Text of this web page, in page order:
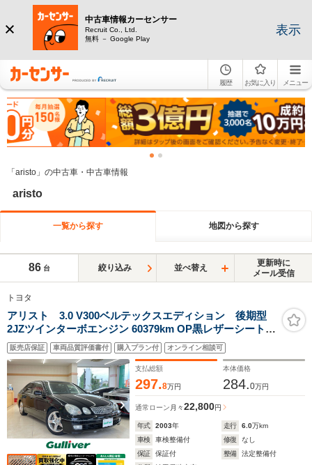
中古車情報カーセンサー
Recruit Co., Ltd.
無料 － Google Play
表示
履歴 お気に入り メニュー
「aristo」の中古車・中古車情報
aristo
一覧から探す 地図から探す
86 台 絞り込み 並べ替え
更新時に
メール受信
トヨタ
アリスト 3.0 V300ベルテックスエディション 後期型
2JZツインターボエンジン 60379km OP黒レザーシート&
シートヒーター ブラック全塗装済み 元色シルバー カロッ
ツェリアナビTV ETC クルーズコントロール ローダウン
純正足廻りあり
販売店保証 車両品質評価書付 購入プラン付 オンライン相談可
支払総額
297.8万円
本体価格
284.0万円
通常ローン 月々22,800円
年式 2003年 走行 6.0万km
車検
車検整備付 修復
なし
保証
保証付 整備
法定整備付